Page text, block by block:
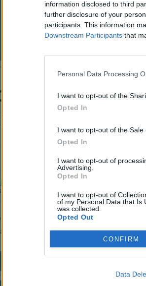
information disclosed to third
further disclosure of your
participants. This information
Downstream Participants that
Personal Data Processing
I want to opt-out of the
Opted In
I want to opt-out of the Sale
Opted In
I want to opt-out of
Advertising.
Opted In
I want to opt-out of
of my Personal Data that Is
was collected.
Opted Out
CONFIRM
Data
Marco
etapa
in Concelho
notícias em primeira mão!
Ténis São Pedro de Bairro,
Concelhio de Ténis,